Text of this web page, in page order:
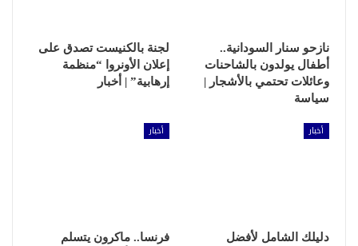
نازحو سنار السودانية..
أطفال يولدون بالشاحنات
وعائلات تحتمي بالأشجار |
سياسة
لجنة بالكنيست تصدق على
إعلان الأونروا “منظمة
إرهابية” | أخبار
أخبار
دليلك الشامل لأفضل
أخبار
فرنسا.. ماكرون يتسلم